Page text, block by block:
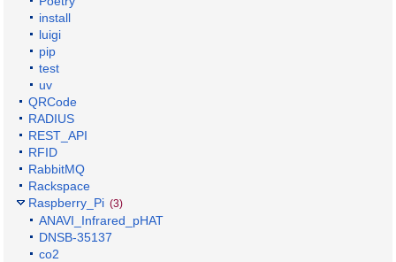
install
luigi
pip
test
uv
QRCode
RADIUS
REST_API
RFID
RabbitMQ
Rackspace
Raspberry_Pi (3)
ANAVI_Infrared_pHAT
DNSB-35137
co2